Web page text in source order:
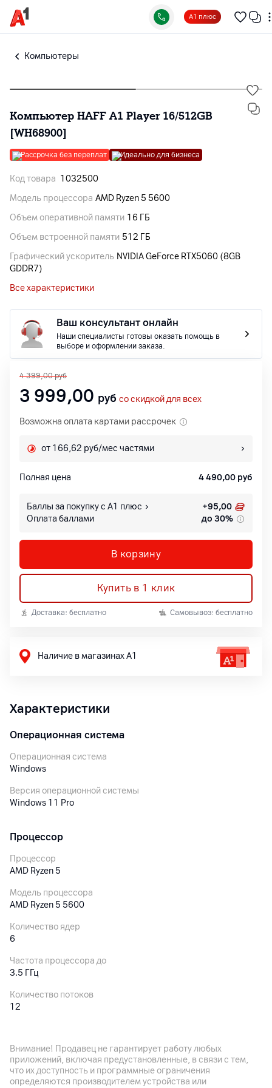
А1 плюс
Компьютеры
Компьютер HAFF A1 Player 16/512GB
[WH68900]
Рассрочка без переплат Идеально для бизнеса
Код товара 1032500
Модель процессора AMD Ryzen 5 5600
Объем оперативной памяти 16 ГБ
Объем встроенной памяти 512 ГБ
Графический ускоритель NVIDIA GeForce RTX5060 (8GB
GDDR7)
Все характеристики
Ваш консультант онлайн
Наши специалисты готовы оказать помощь в
выборе и оформлении заказа.
4 399,00 руб
3 999,00 руб со скидкой для всех
Возможна оплата картами рассрочек
от 166,62 руб/мес частями
Полная цена 4 490,00 руб
Баллы за покупку с А1 плюс +95,00
Оплата баллами
до 30%
В корзину
Купить в 1 клик
Доставка: бесплатно Самовывоз: бесплатно
Наличие в магазинах А1
Характеристики
Операционная система
Операционная система
Windows
Версия операционной системы
Windows 11 Pro
Процессор
Процессор
AMD Ryzen 5
Модель процессора
AMD Ryzen 5 5600
Количество ядер
6
Частота процессора до
3.5 ГГц
Количество потоков
12
Графический ускоритель
NVIDIA GeForce RTX5060 (8GB GDDR7)
Внимание! Продавец не гарантирует работу любых
приложений, включая предустановленные, в связи с тем,
что их доступность и программные ограничения
определяются производителем устройства или